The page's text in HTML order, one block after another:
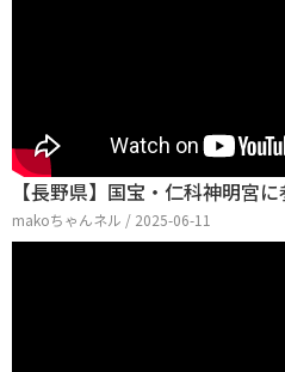
【長野県】国宝・仁科神明宮
makoちゃんネル / 2025-06-11